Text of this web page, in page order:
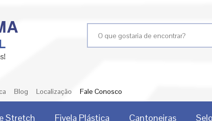
Search for:
Blog Localização Fale Conosco
Stretch Fivela Plástica Cantoneiras